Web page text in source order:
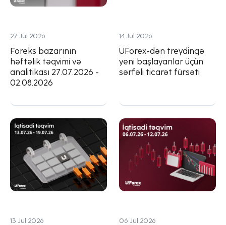
27 Jul 2026
Foreks bazarının
həftəlik təqvimi və
analitikası 27.07.2026 -
02.08.2026
14 Jul 2026
UForex-dən treydinqə
yeni başlayanlar üçün
sərfəli ticarət fürsəti
13 Jul 2026 06 Jul 2026